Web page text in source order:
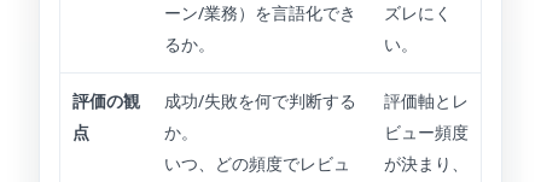
ーン/業務）を言語化でき
るか。
ズレにく
い。
評価の観
点
成功/失敗を何で判断する
か。
いつ、どの頻度でレビュ
評価軸とレ
ビュー頻度
が決まり、